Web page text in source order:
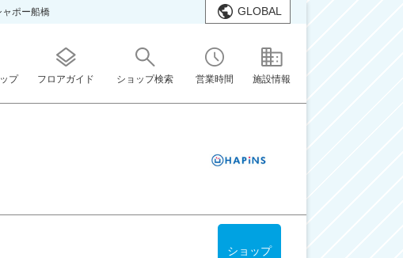
ャポー船橋 GLOBAL
プ フロアガイド ショップ検索 営業時間 施設情報
ショップ